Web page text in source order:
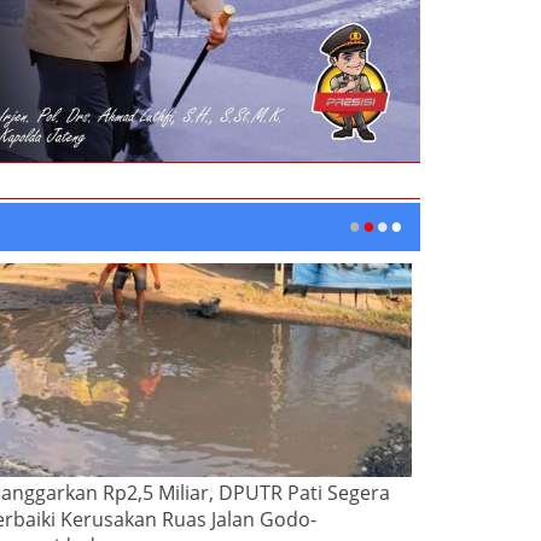
Rp2,5 Miliar, DPUTR Pati Segera
Kerusakan Ruas Jalan Godo-